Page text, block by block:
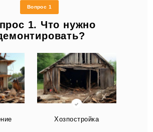
Вопрос 1
1. Что нужно
Хозпостройка